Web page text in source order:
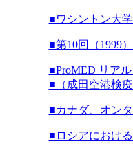
■ワシントン大
■第10回（1999
■ProMED リア
■（成田空港検
■カナダ、オン
■ロシアにおけ